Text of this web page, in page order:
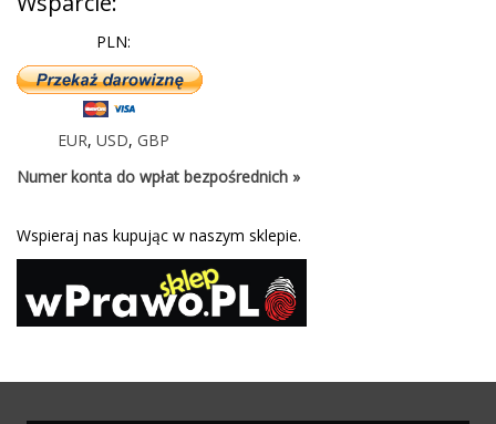
PLN:
EUR, USD, GBP
Numer konta do wpłat bezpośrednich »
Wspieraj nas kupując w naszym sklepie.